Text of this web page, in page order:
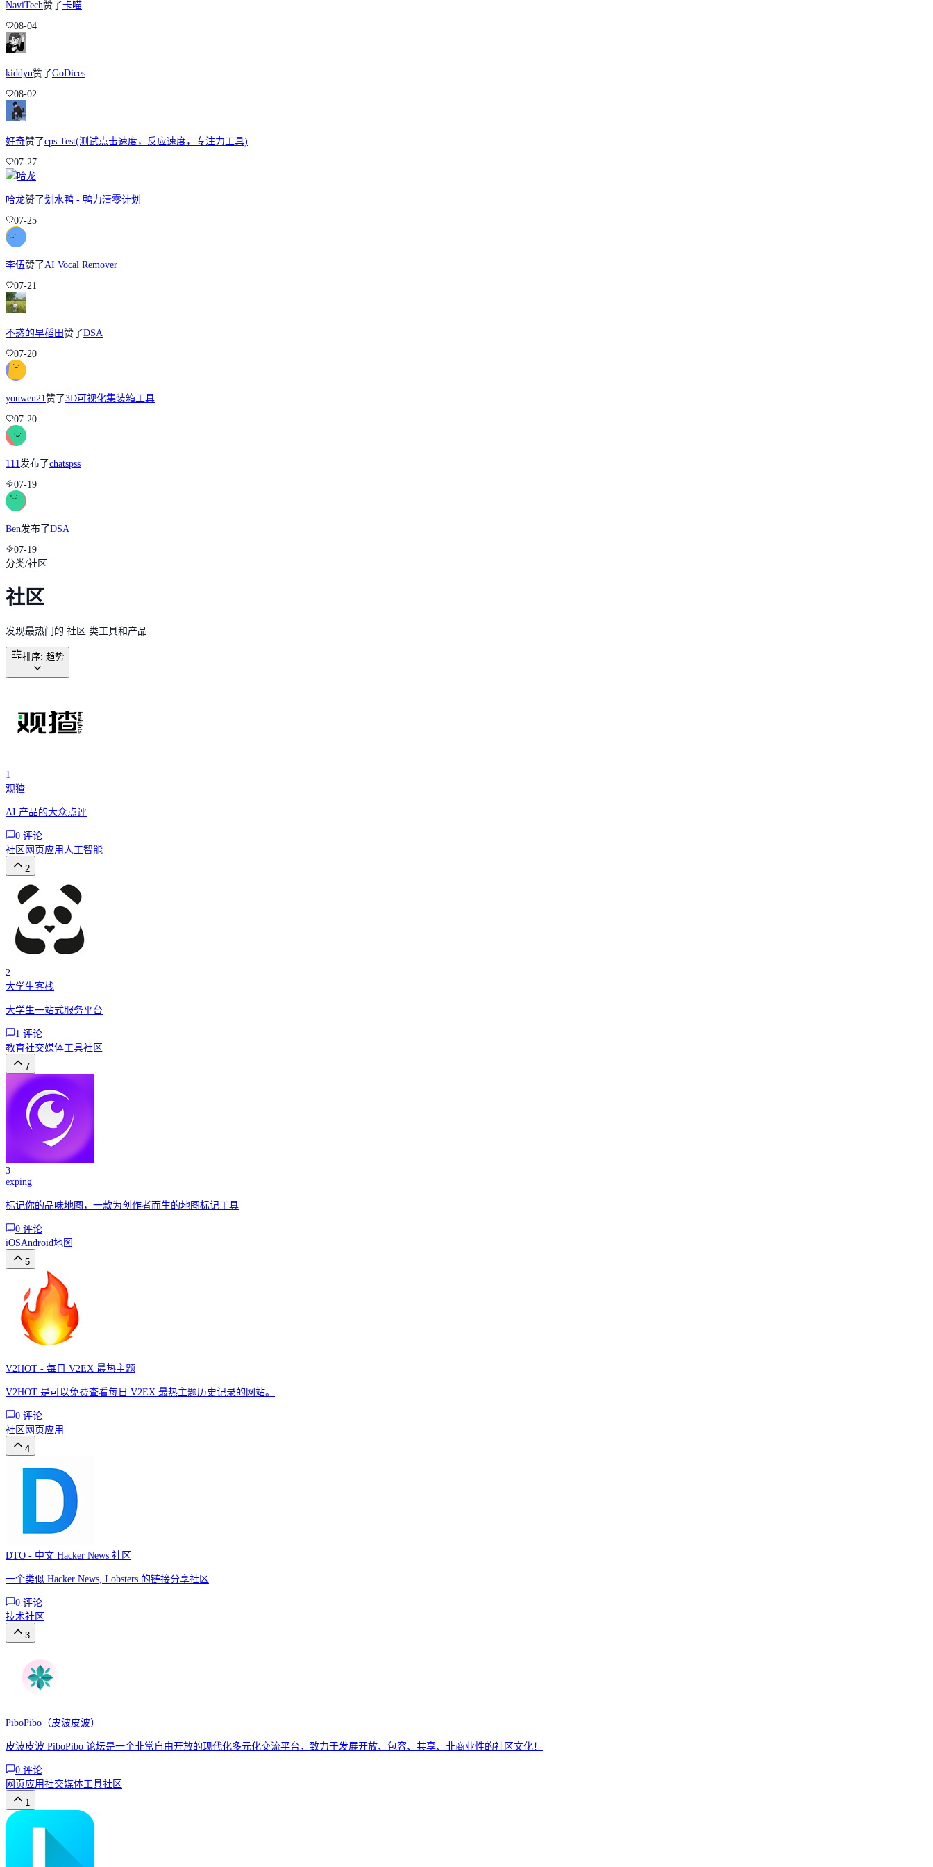
NaviTech赞了卡喵
08-04
kiddyu赞了GoDices
08-02
好奇赞了cps Test(测试点击速度，反应速度，专注力工具)
07-27
哈龙赞了划水鸭 - 鸭力清零计划
07-25
李伍赞了AI Vocal Remover
07-21
不惑的早稻田赞了DSA
07-20
youwen21赞了3D可视化集装箱工具
07-20
111 发布了chatspss
07-19
Ben发布了DSA
07-19
分类/社区
社区
发现最热门的 社区 类工具和产品
排序: 趋势
1
观猹
AI 产品的大众点评
0 评论
社区 网页应用 人工智能
2
2
大学生客栈
大学生一站式服务平台
1 评论
教育社交媒体工具社区
7
3
exping
标记你的品味地图，一款为创作者而生的地图标记工具
0 评论
iOSAndroid地图
5
V2HOT - 每日 V2EX 最热主题
V2HOT 是可以免费查看每日 V2EX 最热主题历史记录的网站。
0 评论
社区 网页应用
4
DTO - 中文 Hacker News 社区
一个类似 Hacker News, Lobsters 的链接分享社区
0 评论
技术社区
3
PiboPibo（皮波皮波）
皮波皮波 PiboPibo 论坛是一个非常自由开放的现代化多元化交流平台，致力于发展开放、包容、共享、非商业性的社区文化！
0 评论
网页应用社交媒体工具社区
1